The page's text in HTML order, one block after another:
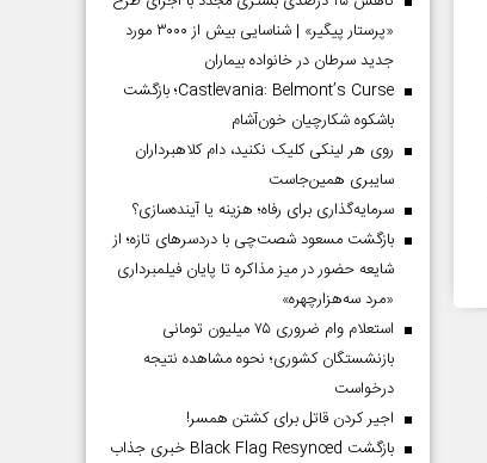
«پرستار پیگیر» | شناسایی بیش از ۳۰۰۰ مورد
جدید سرطان در خانواده بیماران
Castlevania: Belmont’s Curse؛ بازگشت
باشکوه شکارچیان خون‌آشام
روی هر لینکی کلیک نکنید، دام کلاهبرداران
سایبری همین‌جاست
سرمایه‌گذاری برای رفاه؛ هزینه یا آینده‌سازی؟
بازگشت مسعود شصت‌چی با دردسر‌های تازه؛ از
شایعه حضور در میز مذاکره تا پایان فیلمبرداری
«مرد سه‌هزارچهره»
استعلام وام ضروری ۷۵ میلیون تومانی
بازنشستگان کشوری؛ نحوه مشاهده نتیجه
درخواست
اجیر کردن قاتل برای کشتن همسر!
بازگشت Black Flag Resynced خبری جذاب